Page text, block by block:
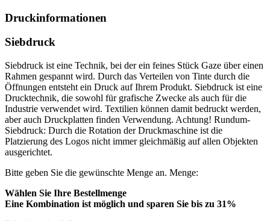
Druckinformationen
Siebdruck
Siebdruck ist eine Technik, bei der ein feines Stück Gaze über einen
Rahmen gespannt wird. Durch das Verteilen von Tinte durch die
Öffnungen entsteht ein Druck auf Ihrem Produkt. Siebdruck ist eine
Drucktechnik, die sowohl für grafische Zwecke als auch für die
Industrie verwendet wird. Textilien können damit bedruckt werden,
aber auch Druckplatten finden Verwendung. Achtung! Rundum-
Siebdruck: Durch die Rotation der Druckmaschine ist die
Platzierung des Logos nicht immer gleichmäßig auf allen Objekten
ausgerichtet.
Bitte geben Sie die gewünschte Menge an. Menge:
Wählen Sie Ihre Bestellmenge
Eine Kombination ist möglich und sparen Sie bis zu 31%